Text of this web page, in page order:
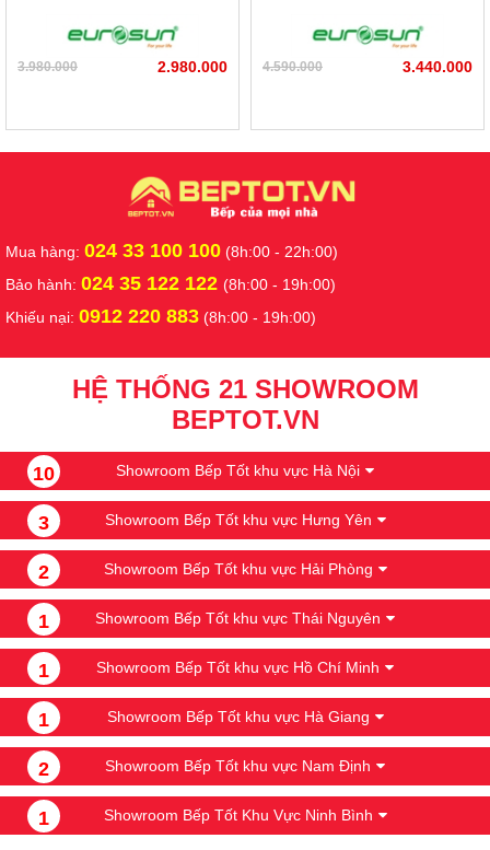
3.980.000 2.980.000 4.590.000 3.440.000
Mua hàng: 024 33 100 100 (8h:00 - 22h:00)
Bảo hành: 024 35 122 122 (8h:00 - 19h:00)
Khiếu nại: 0912 220 883 (8h:00 - 19h:00)
HỆ THỐNG 21 SHOWROOM
BEPTOT.VN
10 Showroom Bếp Tốt khu vực Hà Nội
3 Showroom Bếp Tốt khu vực Hưng Yên
2 Showroom Bếp Tốt khu vực Hải Phòng
1 Showroom Bếp Tốt khu vực Thái Nguyên
1 Showroom Bếp Tốt khu vực Hồ Chí Minh
1 Showroom Bếp Tốt khu vực Hà Giang
2 Showroom Bếp Tốt khu vực Nam Định
1 Showroom Bếp Tốt Khu Vực Ninh Bình